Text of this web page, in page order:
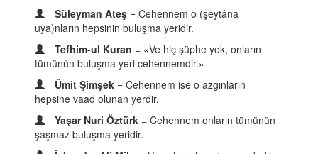
Süleyman Ateş = Cehennem o (şeytâna
uya)nların hepsinin buluşma yeridir.
Tefhim-ul Kuran = «Ve hiç şüphe yok, onların
tümünün buluşma yeri cehennemdir.»
Ümit Şimşek = Cehennem ise o azgınların
hepsine vaad olunan yerdir.
Yaşar Nuri Öztürk = Cehennem onların tümünün
şaşmaz buluşma yeridir.